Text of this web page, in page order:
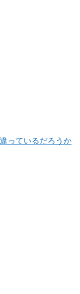
っているだろうか